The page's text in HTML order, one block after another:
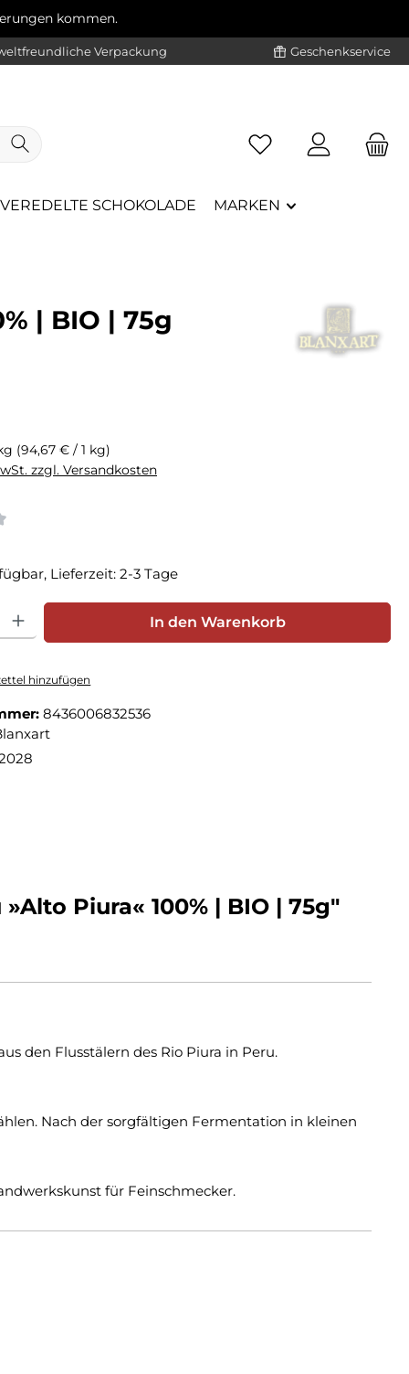
kommen.
Verpackung Geschenkservice
VEREDELTE SCHOKOLADE MARKEN
| BIO | 75g
(94,67 € / 1 kg)
zzgl. Versandkosten
Lieferzeit: 2-3 Tage
Gib den gewünschten Wert ein oder benutze die
In den Warenkorb
hinzufügen
8436006832536
Piura« 100% | BIO | 75g"
den Flusstälern des Rio Piura in Peru.
Nach der sorgfältigen Fermentation in kleinen
für Feinschmecker.